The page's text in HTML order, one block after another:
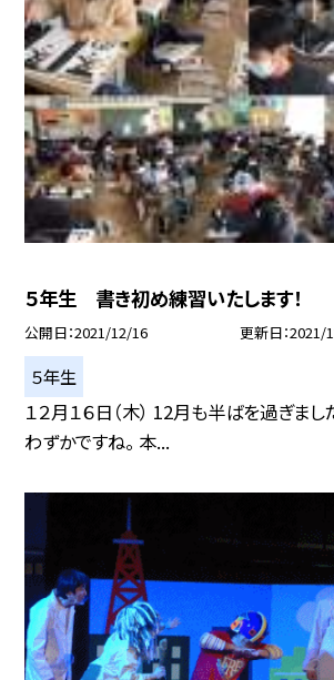
５年生 書き初め練習いたします！
公開日 2021/12/16 更新日 2021/
５年生
１２月１６日（木） 12月も半ばを過ぎま
わずかですね。 本...